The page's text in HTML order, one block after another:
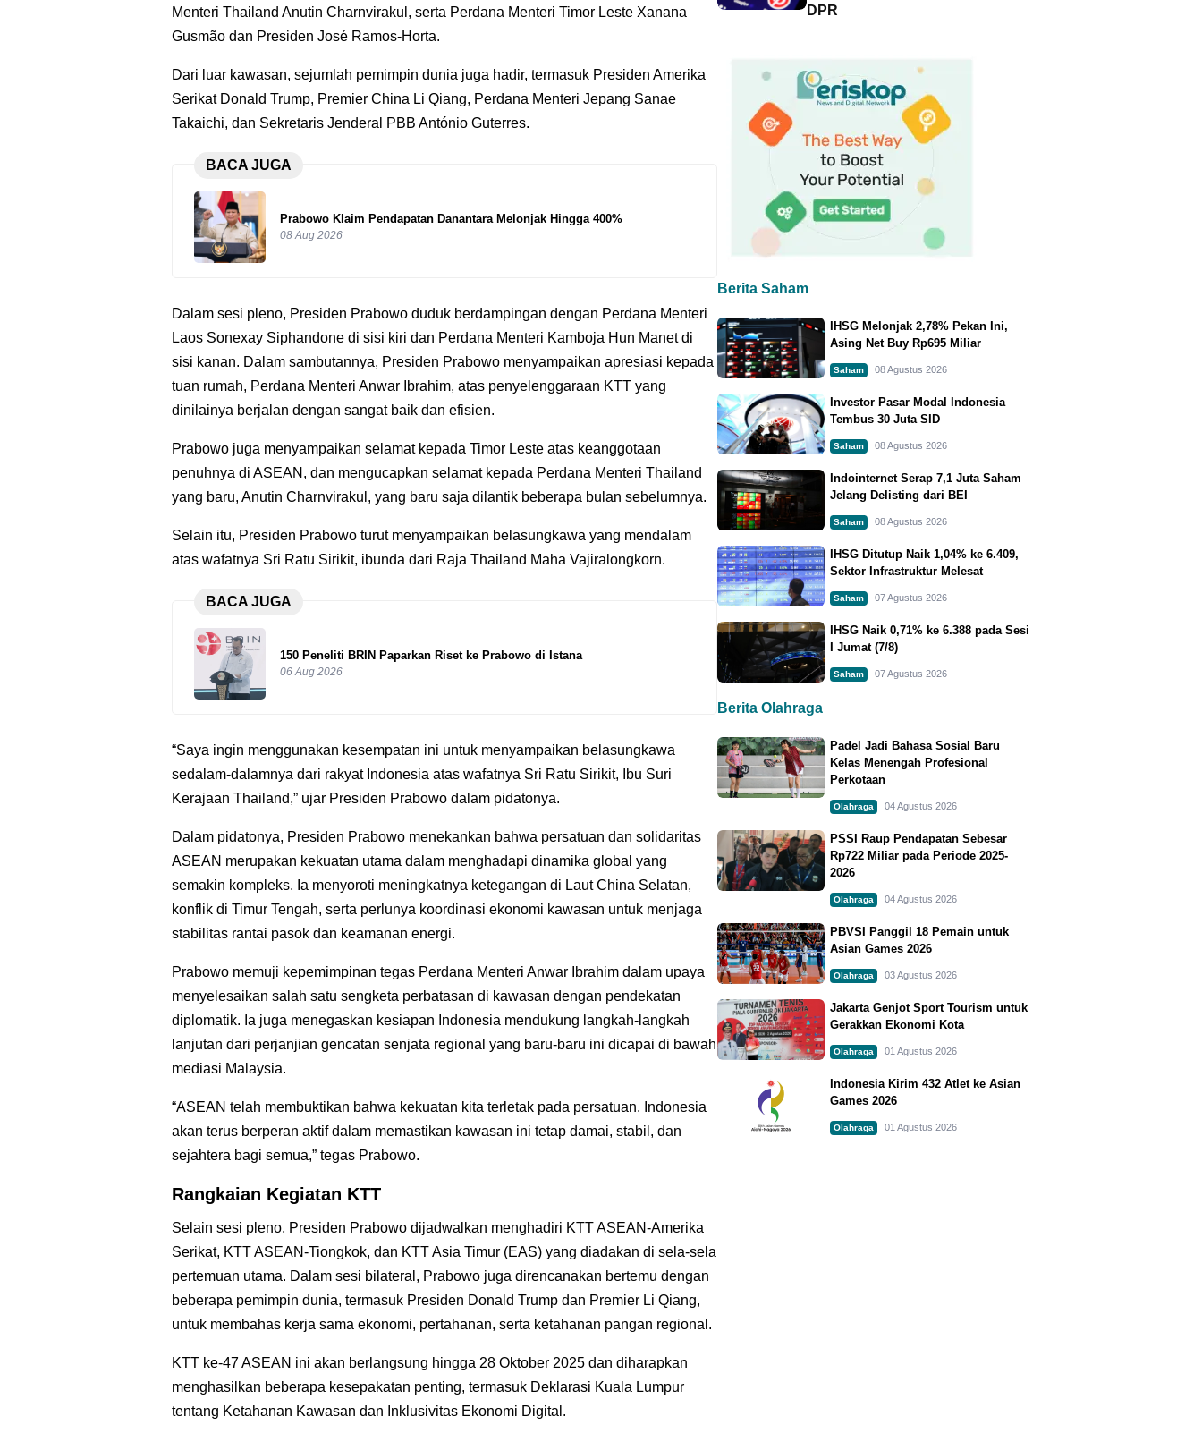
Menteri Thailand Anutin Charnvirakul, serta Perdana Menteri Timor Leste Xanana
Gusmão dan Presiden José Ramos-Horta.
Dari luar kawasan, sejumlah pemimpin dunia juga hadir, termasuk Presiden Amerika
Serikat Donald Trump, Premier China Li Qiang, Perdana Menteri Jepang Sanae
Takaichi, dan Sekretaris Jenderal PBB António Guterres.
BACA JUGA
Prabowo Klaim Pendapatan Danantara Melonjak Hingga 400%
08 Aug 2026
Dalam sesi pleno, Presiden Prabowo duduk berdampingan dengan Perdana Menteri
Laos Sonexay Siphandone di sisi kiri dan Perdana Menteri Kamboja Hun Manet di
sisi kanan. Dalam sambutannya, Presiden Prabowo menyampaikan apresiasi kepada
tuan rumah, Perdana Menteri Anwar Ibrahim, atas penyelenggaraan KTT yang
dinilainya berjalan dengan sangat baik dan efisien.
Prabowo juga menyampaikan selamat kepada Timor Leste atas keanggotaan
penuhnya di ASEAN, dan mengucapkan selamat kepada Perdana Menteri Thailand
yang baru, Anutin Charnvirakul, yang baru saja dilantik beberapa bulan sebelumnya.
Selain itu, Presiden Prabowo turut menyampaikan belasungkawa yang mendalam
atas wafatnya Sri Ratu Sirikit, ibunda dari Raja Thailand Maha Vajiralongkorn.
BACA JUGA
150 Peneliti BRIN Paparkan Riset ke Prabowo di Istana
06 Aug 2026
“Saya ingin menggunakan kesempatan ini untuk menyampaikan belasungkawa
sedalam-dalamnya dari rakyat Indonesia atas wafatnya Sri Ratu Sirikit, Ibu Suri
Kerajaan Thailand,” ujar Presiden Prabowo dalam pidatonya.
Dalam pidatonya, Presiden Prabowo menekankan bahwa persatuan dan solidaritas
ASEAN merupakan kekuatan utama dalam menghadapi dinamika global yang
semakin kompleks. Ia menyoroti meningkatnya ketegangan di Laut China Selatan,
konflik di Timur Tengah, serta perlunya koordinasi ekonomi kawasan untuk menjaga
stabilitas rantai pasok dan keamanan energi.
Prabowo memuji kepemimpinan tegas Perdana Menteri Anwar Ibrahim dalam upaya
menyelesaikan salah satu sengketa perbatasan di kawasan dengan pendekatan
diplomatik. Ia juga menegaskan kesiapan Indonesia mendukung langkah-langkah
lanjutan dari perjanjian gencatan senjata regional yang baru-baru ini dicapai di bawah
mediasi Malaysia.
“ASEAN telah membuktikan bahwa kekuatan kita terletak pada persatuan. Indonesia
akan terus berperan aktif dalam memastikan kawasan ini tetap damai, stabil, dan
sejahtera bagi semua,” tegas Prabowo.
Rangkaian Kegiatan KTT
Selain sesi pleno, Presiden Prabowo dijadwalkan menghadiri KTT ASEAN-Amerika
Serikat, KTT ASEAN-Tiongkok, dan KTT Asia Timur (EAS) yang diadakan di sela-sela
pertemuan utama. Dalam sesi bilateral, Prabowo juga direncanakan bertemu dengan
beberapa pemimpin dunia, termasuk Presiden Donald Trump dan Premier Li Qiang,
untuk membahas kerja sama ekonomi, pertahanan, serta ketahanan pangan regional.
KTT ke-47 ASEAN ini akan berlangsung hingga 28 Oktober 2025 dan diharapkan
menghasilkan beberapa kesepakatan penting, termasuk Deklarasi Kuala Lumpur
tentang Ketahanan Kawasan dan Inklusivitas Ekonomi Digital.
DPR
Berita Saham
IHSG Melonjak 2,78% Pekan Ini,
Asing Net Buy Rp695 Miliar
Saham 08 Agustus 2026
Investor Pasar Modal Indonesia
Tembus 30 Juta SID
Saham 08 Agustus 2026
Indointernet Serap 7,1 Juta Saham
Jelang Delisting dari BEI
Saham 08 Agustus 2026
IHSG Ditutup Naik 1,04% ke 6.409,
Sektor Infrastruktur Melesat
Saham 07 Agustus 2026
IHSG Naik 0,71% ke 6.388 pada Sesi
I Jumat (7/8)
Saham 07 Agustus 2026
Berita Olahraga
Padel Jadi Bahasa Sosial Baru
Kelas Menengah Profesional
Perkotaan
Olahraga 04 Agustus 2026
PSSI Raup Pendapatan Sebesar
Rp722 Miliar pada Periode 2025-
2026
Olahraga 04 Agustus 2026
PBVSI Panggil 18 Pemain untuk
Asian Games 2026
Olahraga 03 Agustus 2026
Jakarta Genjot Sport Tourism untuk
Gerakkan Ekonomi Kota
Olahraga 01 Agustus 2026
Indonesia Kirim 432 Atlet ke Asian
Games 2026
Olahraga 01 Agustus 2026